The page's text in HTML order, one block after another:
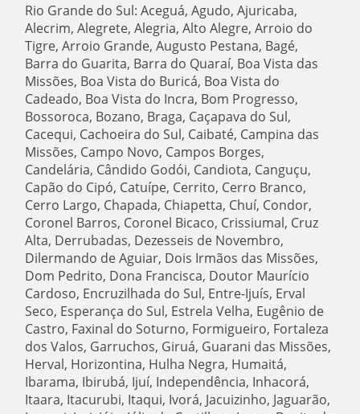
Rio Grande do Sul: Aceguá, Agudo, Ajuricaba,
Alecrim, Alegrete, Alegria, Alto Alegre, Arroio do
Tigre, Arroio Grande, Augusto Pestana, Bagé,
Barra do Guarita, Barra do Quaraí, Boa Vista das
Missões, Boa Vista do Buricá, Boa Vista do
Cadeado, Boa Vista do Incra, Bom Progresso,
Bossoroca, Bozano, Braga, Caçapava do Sul,
Cacequi, Cachoeira do Sul, Caibaté, Campina das
Missões, Campo Novo, Campos Borges,
Candelária, Cândido Godói, Candiota, Canguçu,
Capão do Cipó, Catuípe, Cerrito, Cerro Branco,
Cerro Largo, Chapada, Chiapetta, Chuí, Condor,
Coronel Barros, Coronel Bicaco, Crissiumal, Cruz
Alta, Derrubadas, Dezesseis de Novembro,
Dilermando de Aguiar, Dois Irmãos das Missões,
Dom Pedrito, Dona Francisca, Doutor Maurício
Cardoso, Encruzilhada do Sul, Entre-Ijuís, Erval
Seco, Esperança do Sul, Estrela Velha, Eugênio de
Castro, Faxinal do Soturno, Formigueiro, Fortaleza
dos Valos, Garruchos, Giruá, Guarani das Missões,
Herval, Horizontina, Hulha Negra, Humaitá,
Ibarama, Ibirubá, Ijuí, Independência, Inhacorá,
Itaara, Itacurubi, Itaqui, Ivorá, Jacuizinho, Jaguarão,